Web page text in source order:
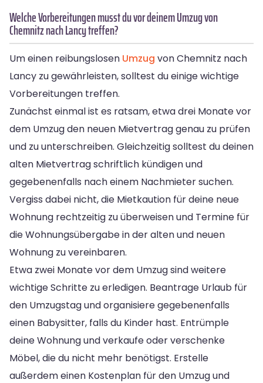
Welche Vorbereitungen musst du vor deinem Umzug von
Chemnitz nach Lancy treffen?
Um einen reibungslosen Umzug von Chemnitz nach
Lancy zu gewährleisten, solltest du einige wichtige
Vorbereitungen treffen.
Zunächst einmal ist es ratsam, etwa drei Monate vor
dem Umzug den neuen Mietvertrag genau zu prüfen
und zu unterschreiben. Gleichzeitig solltest du deinen
alten Mietvertrag schriftlich kündigen und
gegebenenfalls nach einem Nachmieter suchen.
Vergiss dabei nicht, die Mietkaution für deine neue
Wohnung rechtzeitig zu überweisen und Termine für
die Wohnungsübergabe in der alten und neuen
Wohnung zu vereinbaren.
Etwa zwei Monate vor dem Umzug sind weitere
wichtige Schritte zu erledigen. Beantrage Urlaub für
den Umzugstag und organisiere gegebenenfalls
einen Babysitter, falls du Kinder hast. Entrümple
deine Wohnung und verkaufe oder verschenke
Möbel, die du nicht mehr benötigst. Erstelle
außerdem einen Kostenplan für den Umzug und